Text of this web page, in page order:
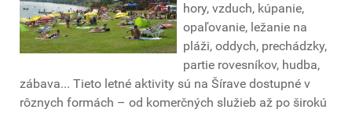
hory, vzduch, kúpanie,
opaľovanie, ležanie na
pláži, oddych, prechádzky,
partie rovesníkov, hudba,
zábava... Tieto letné aktivity sú na Šírave dostupné v
rôznych formách – od komerčných služieb až po širokú